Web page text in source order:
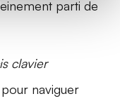
parti de
clavier
pour naviguer